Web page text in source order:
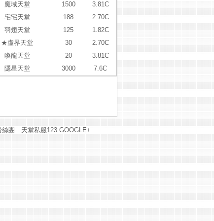
魔域天堂
1500
3.81C
宅宅天堂
188
2.70C
羽翅天堂
125
1.82C
★虛界天堂
30
2.70C
喚龍天堂
20
3.81C
隱星天堂
3000 7.6C
絲團 ｜ 天堂私服123 GOOGLE+